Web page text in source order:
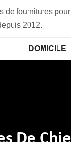
de fournitures
2012.
DOMICILE